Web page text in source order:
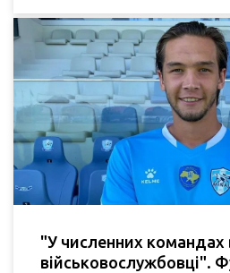
"У численних командах
військовослужбовці".